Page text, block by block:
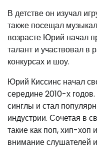
В детстве он изучал
также посещал
возрасте Юрий начал
талант и участвовал в
конкурсах и шоу.
Юрий Киссинс начал
середине 2010-х
синглы и стал
индустрии. Сочетая в
такие как поп, хип-хоп
внимание слушателей